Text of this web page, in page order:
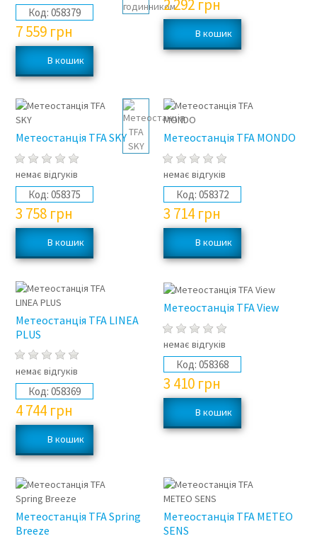
Код: 058379
7 559 грн
2 292 грн
Метеостанція TFA SKY
немає відгуків
Код: 058375
3 758 грн
Метеостанція TFA MONDO
немає відгуків
Код: 058372
3 714 грн
Метеостанція TFA LINEA
PLUS
немає відгуків
Код: 058369
4 744 грн
Метеостанція TFA View
немає відгуків
Код: 058368
3 410 грн
Метеостанція TFA Spring
Breeze
Метеостанція TFA METEO
SENS